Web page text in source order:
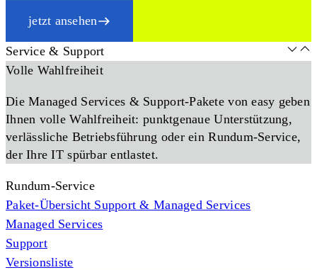
jetzt ansehen
Service & Support
Volle Wahlfreiheit
Die Managed Services & Support-Pakete von easy geben
Ihnen volle Wahlfreiheit: punktgenaue Unterstützung,
verlässliche Betriebsführung oder ein Rundum-Service,
der Ihre IT spürbar entlastet.
Rundum-Service
Paket-Übersicht Support & Managed Services
Managed Services
Support
Versionsliste